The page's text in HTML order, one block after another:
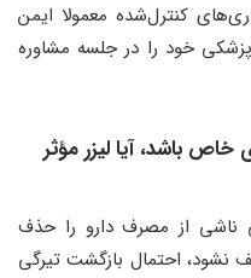
کنترل‌شده معمولا ایمن
خود را در جلسه مشاوره
باشد، آیا لیزر مؤثر
ناشی از مصرف دارو را حذف
نشود، احتمال بازگشت تیرگی